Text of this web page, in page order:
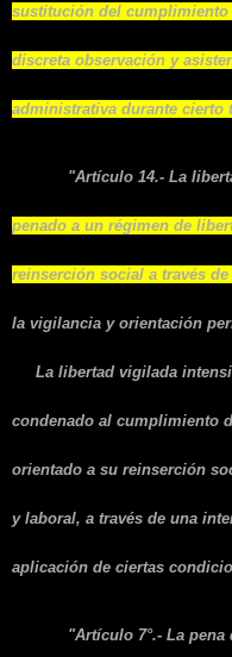
sustitución del
discreta observación y
administrativa durante cierto
"Artículo 14.- La
penado a un régimen de
reinserción social a través
la vigilancia y orientación
La libertad vigilada
condenado al cumplimiento
orientado a su reinserción
y laboral, a través de una
aplicación de ciertas
"Artículo 7°.- La